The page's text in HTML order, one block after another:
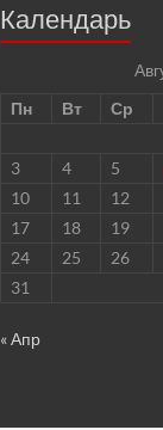
Календарь
Пн
Вт Ср
3
4 5
10
11 12
17
18 19
24
25 26
31
« Апр